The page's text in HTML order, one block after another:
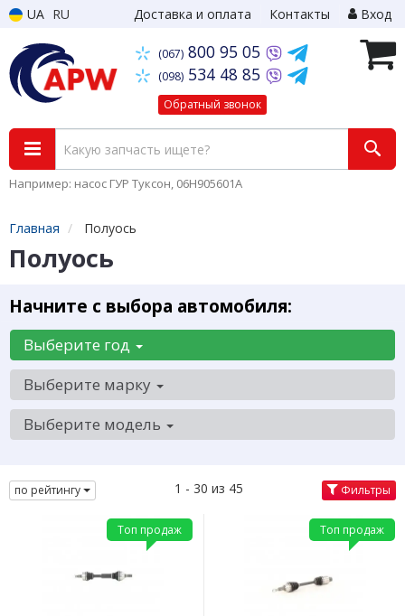
UA RU Доставка и оплата Контакты Вход
(067) 800 95 05
(098) 534 48 85
Обратный звонок
Например: насос ГУР Туксон, 06H905601A
Главная Полуось
Полуось
Начните с выбора автомобиля:
Выберите год
Выберите марку
Выберите модель
по рейтингу 1 - 30 из 45 Фильтры
Топ продаж Топ продаж